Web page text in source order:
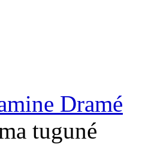
Dramé
tuguné